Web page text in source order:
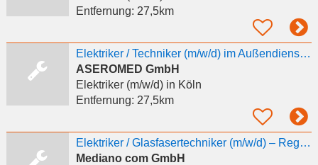
Entfernung: 27,5km
Elektriker / Techniker (m/w/d) im Außendienst – Gesundheitswesen
ASEROMED GmbH
Elektriker (m/w/d)in Köln
Entfernung: 27,5km
Elektriker / Glasfasertechniker (m/w/d) – Region Duisburg, Düsseldorf, Köln & Bonn
Mediano com GmbH